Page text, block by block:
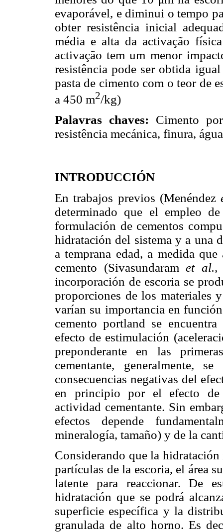
evaporável, e diminui o tempo
obter resistência inicial
média e alta da activação
activação tem um menor
resistência pode ser obtida
pasta de cimento com o teor de
a 450 m2/kg)
Palavras chaves: Cimento
resistência mecánica, finura,
INTRODUCCIÓN
En trabajos previos (Menéndez
determinado que el empleo
formulación de cementos
hidratación del sistema y a una
a temprana edad, a medida
cemento (Sivasundaramet al.,
incorporación de escoria se
proporciones de los materiales
varían su importancia en
cemento portland se
efecto de estimulación
preponderante en las
cementante, generalmente,
consecuencias negativas del
en principio por el efecto de
actividad cementante. Sin
efectos depende
mineralogía, tamaño) y de la
Considerando que la
partículas de la escoria, el área
latente para reaccionar. De
hidratación que se podrá
superficie específica y la
granulada de alto horno. Es